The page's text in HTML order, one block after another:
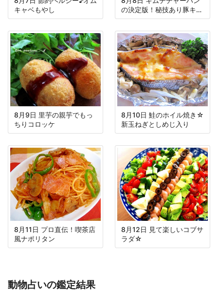
キャベもやし
の決定版！秘技あり豚キム
チ焼き飯
8月9日 里芋の親芋でもっ
ちりコロッケ
8月10日 鮭のホイル焼き☆
新玉ねぎとしめじ入り
8月11日 プロ直伝！喫茶店
風ナポリタン
8月12日 見て楽しいコブサ
ラダ☆
動物占いの鑑定結果